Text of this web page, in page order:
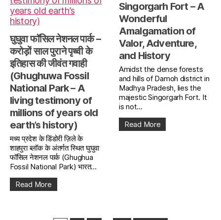
घुघुवा फॉसिल नेशनल पार्क –
करोड़ों साल पुराने पृथ्वी के
इतिहास की जीवंत गवाही
(Ghughuwa Fossil
National Park – A
living testimony of
millions of years old
earth’s history)
मध्य प्रदेश के डिंडोरी ज़िले के
शाहपुरा ब्लॉक के अंतर्गत स्थित घुघुवा
फॉसिल नेशनल पार्क (Ghughua
Fossil National Park) भारत...
Read More
Singorgarh Fort – A
Wonderful
Amalgamation of
Valor, Adventure,
and History
Amidst the dense forests
and hills of Damoh district in
Madhya Pradesh, lies the
majestic Singorgarh Fort. It
is not...
Read More